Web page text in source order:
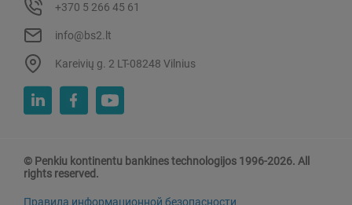
+370 5 266 45 61
info@bs2.lt
Kareivių g. 2 LT-08248 Vilnius
© Penkiu kontinentu bankines technologijos 1996-2026. All
rights reserved.
Правила информационной безопасности